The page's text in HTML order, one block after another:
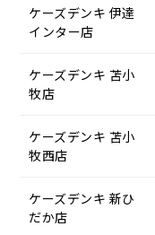
ケーズデンキ 伊達
インター店
ケーズデンキ 苫小
牧店
ケーズデンキ 苫小
牧西店
ケーズデンキ 新ひ
だか店